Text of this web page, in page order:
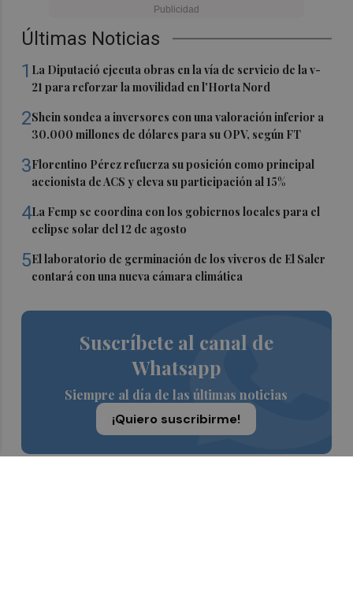
Últimas Noticias
1 La Diputació ejecuta obras en la vía de servicio de la v-
21 para reforzar la movilidad en l'Horta Nord
2Shein sondea a inversores con una valoración inferior a
30.000 millones de dólares para su OPV, según FT
3Florentino Pérez refuerza su posición como principal
accionista de ACS y eleva su participación al 15%
4La Femp se coordina con los gobiernos locales para el
eclipse solar del 12 de agosto
5El laboratorio de germinación de los viveros de El Saler
contará con una nueva cámara climática
Suscríbete al canal de
Whatsapp
Siempre al día de las últimas noticias
¡Quiero suscribirme!